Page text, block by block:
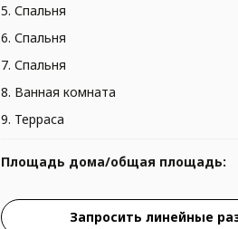
5. Спальня
6. Спальня
7. Спальня
8. Ванная комната
9. Терраса
Площадь дома/общая площадь:
Запросить линейные